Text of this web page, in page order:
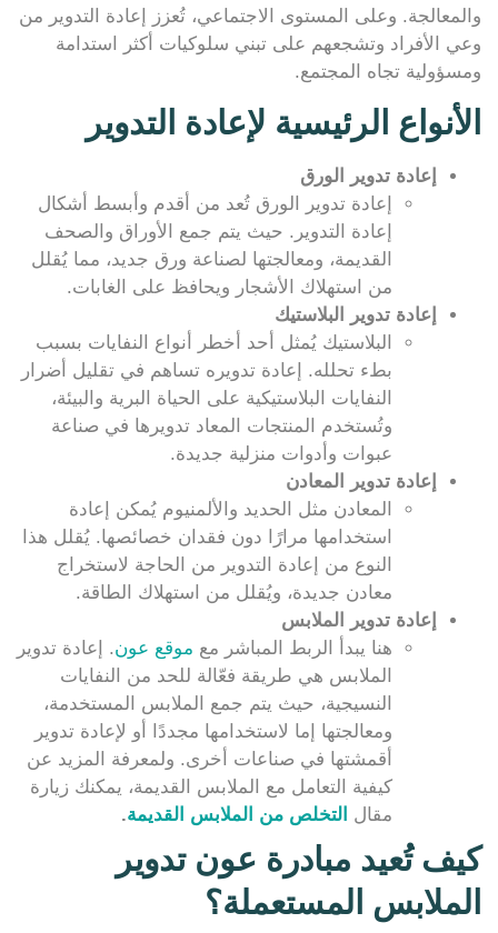
والمعالجة. وعلى المستوى الاجتماعي، تُعزز إعادة التدوير من
وعي الأفراد وتشجعهم على تبني سلوكيات أكثر استدامة
ومسؤولية تجاه المجتمع.
الأنواع الرئيسية لإعادة التدوير
إعادة تدوير الورق
إعادة تدوير الورق تُعد من أقدم وأبسط أشكال
إعادة التدوير. حيث يتم جمع الأوراق والصحف
القديمة، ومعالجتها لصناعة ورق جديد، مما يُقلل
من استهلاك الأشجار ويحافظ على الغابات.
إعادة تدوير البلاستيك
البلاستيك يُمثل أحد أخطر أنواع النفايات بسبب
بطء تحلله. إعادة تدويره تساهم في تقليل أضرار
النفايات البلاستيكية على الحياة البرية والبيئة،
وتُستخدم المنتجات المعاد تدويرها في صناعة
عبوات وأدوات منزلية جديدة.
إعادة تدوير المعادن
المعادن مثل الحديد والألمنيوم يُمكن إعادة
استخدامها مرارًا دون فقدان خصائصها. يُقلل هذا
النوع من إعادة التدوير من الحاجة لاستخراج
معادن جديدة، ويُقلل من استهلاك الطاقة.
إعادة تدوير الملابس
هنا يبدأ الربط المباشر مع موقع عون. إعادة تدوير
الملابس هي طريقة فعّالة للحد من النفايات
النسيجية، حيث يتم جمع الملابس المستخدمة،
ومعالجتها إما لاستخدامها مجددًا أو لإعادة تدوير
أقمشتها في صناعات أخرى. ولمعرفة المزيد عن
كيفية التعامل مع الملابس القديمة، يمكنك زيارة
مقال التخلص من الملابس القديمة.
كيف تُعيد مبادرة عون تدوير
الملابس المستعملة؟